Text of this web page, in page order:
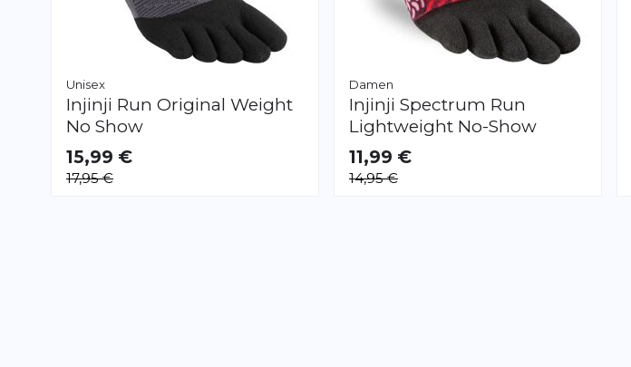
Unisex
Injinji Run Original Weight
No Show
VERFÜGBAR
SLXL
15,99 €
17,95 €
Damen
Injinji Spectrum Run
Lightweight No-Show
VERFÜGBAR
SM
11,99 €
14,95 €